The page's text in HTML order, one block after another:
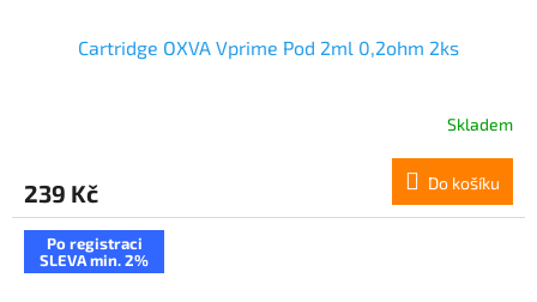
Cartridge OXVA Vprime Pod 2ml 0,2ohm 2ks
Skladem
239 Kč Do košíku
Po registraci
SLEVA min. 2%